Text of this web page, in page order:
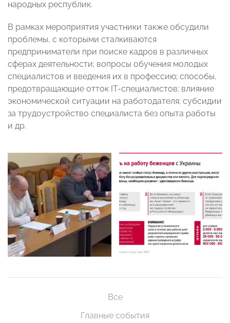
народных республик.
В рамках мероприятия участники также обсудили
проблемы, с которыми сталкиваются
предприниматели при поиске кадров в различных
сферах деятельности; вопросы обучения молодых
специалистов и введения их в профессию; способы,
предотвращающие отток IT-специалистов; влияние
экономической ситуации на работодателя; субсидии
за трудоустройство специалиста без опыта работы
и др.
Все
Главные события